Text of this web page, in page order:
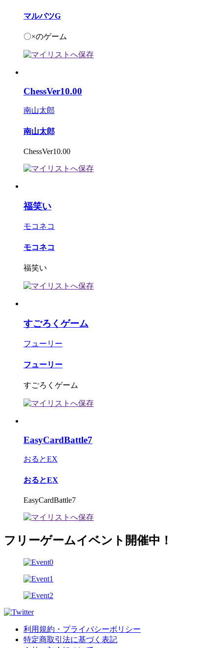
マルバツG
〇×のゲーム
ChessVer10.00
南山太郎
南山太郎
ChessVer10.00
福笑い
モコネコ
モコネコ
福笑い
すごろくゲーム
フューリー
フューリー
すごろくゲーム
EasyCardBattle7
おるとEX
おるとEX
EasyCardBattle7
フリーゲームイベント開催中！
利用規約・プライバシーポリシー
特定商取引法に基づく表記